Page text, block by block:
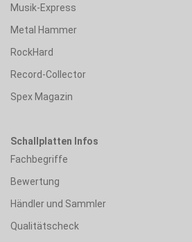
Musik-Express
Metal Hammer
RockHard
Record-Collector
Spex Magazin
Schallplatten Infos
Fachbegriffe
Bewertung
Händler und Sammler
Qualitätscheck